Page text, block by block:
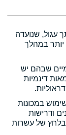
עגול, שנועדה
יותר במהלך
שבהם יש
דינמיות
במכונות
ודרישות
בלחץ של עשרות